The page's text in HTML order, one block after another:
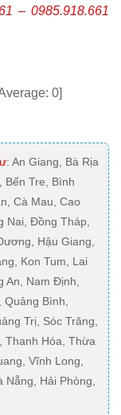
– 0985.918.661
0]
: An Giang, Bà Rịa
Bến Tre, Bình
Cà Mau, Cao
Nai, Đồng Tháp,
Hậu Giang,
Kon Tum, Lai
An, Nam Định,
Bình,
Trị, Sóc Trăng,
Thanh Hóa, Thừa
Vĩnh Long,
Hải Phòng,